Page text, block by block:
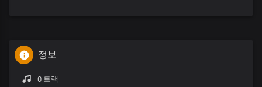
정보
0 트랙